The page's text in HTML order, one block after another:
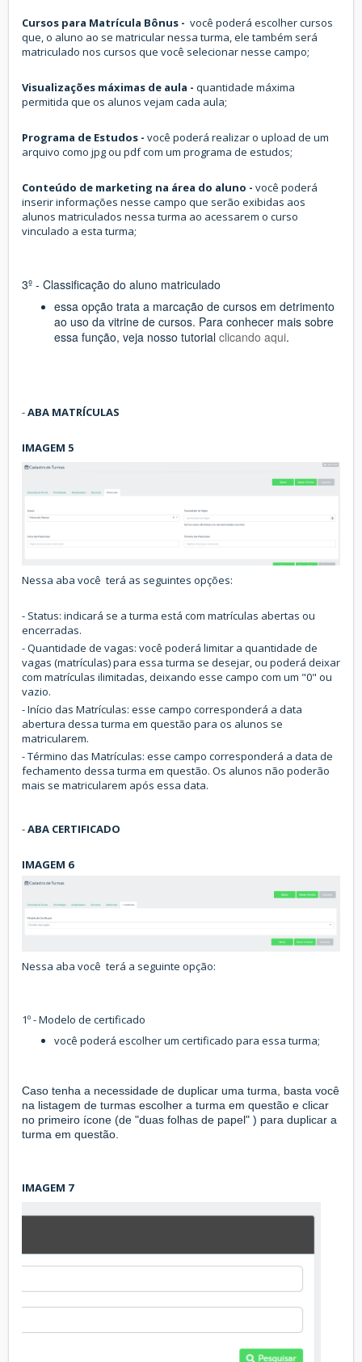
Cursos para Matrícula Bônus - você poderá escolher cursos
que, o aluno ao se matricular nessa turma, ele também será
matriculado nos cursos que você selecionar nesse campo;
Visualizações máximas de aula - quantidade máxima
permitida que os alunos vejam cada aula;
Programa de Estudos - você poderá realizar o upload de um
arquivo como jpg ou pdf com um programa de estudos;
Conteúdo de marketing na área do aluno - você poderá
inserir informações nesse campo que serão exibidas aos
alunos matriculados nessa turma ao acessarem o curso
vinculado a esta turma;
3º - Classificação do aluno matriculado
essa opção trata a marcação de cursos em detrimento
ao uso da vitrine de cursos. Para conhecer mais sobre
essa função, veja nosso tutorial clicando aqui.
-ABA MATRÍCULAS
IMAGEM 5
Nessa aba você terá as seguintes opções:
- Status: indicará se a turma está com matrículas abertas ou
encerradas.
- Quantidade de vagas: você poderá limitar a quantidade de
vagas (matrículas) para essa turma se desejar, ou poderá deixar
com matrículas ilimitadas, deixando esse campo com um "0" ou
vazio.
- Início das Matrículas: esse campo corresponderá a data
abertura dessa turma em questão para os alunos se
matricularem.
- Término das Matrículas: esse campo corresponderá a data de
fechamento dessa turma em questão. Os alunos não poderão
mais se matricularem após essa data.
-ABA CERTIFICADO
IMAGEM 6
Nessa aba você terá a seguinte opção:
1º - Modelo de certificado
você poderá escolher um certificado para essa turma;
Caso tenha a necessidade de duplicar uma turma, basta você
na listagem de turmas escolher a turma em questão e clicar
no primeiro ícone (de "duas folhas de papel" ) para duplicar a
turma em questão.
IMAGEM 7